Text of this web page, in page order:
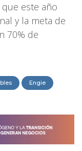
este año
y la meta de
70% de
Engie